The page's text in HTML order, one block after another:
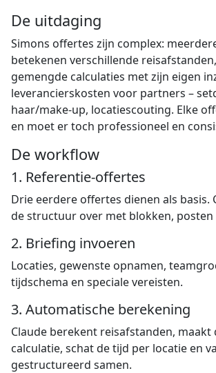
De uitdaging
Simons offertes zijn complex:
betekenen verschillende
gemengde calculaties met zijn eigen
leverancierskosten voor partners –
haar/make-up, locatiescouting. Elke
en moet er toch professioneel en
De workflow
1. Referentie-offertes
Drie eerdere offertes dienen als basis.
de structuur over met blokken,
2. Briefing invoeren
Locaties, gewenste opnamen,
tijdschema en speciale vereisten.
3. Automatische berekening
Claude berekent reisafstanden, maakt
calculatie, schat de tijd per locatie en
gestructureerd samen.